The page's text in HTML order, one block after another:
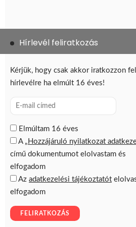
Hírlevél feliratkozás